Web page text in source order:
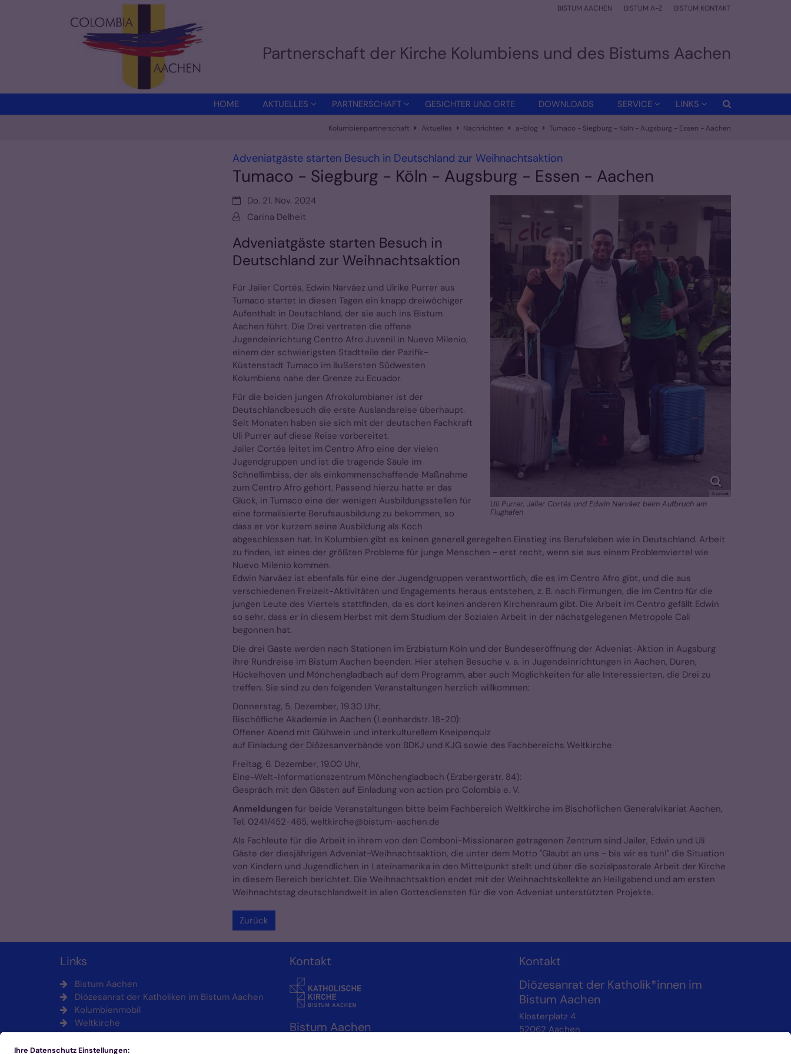
BISTUM AACHEN BISTUM A-Z BISTUM KONTAKT
Partnerschaft der Kirche Kolumbiens und des Bistums Aachen
HOME AKTUELLES PARTNERSCHAFT GESICHTER UND ORTE DOWNLOADS SERVICE LINKS
Kolumbienpartnerschaft Aktuelles Nachrichten a-blog Tumaco - Siegburg - Köln - Augsburg - Essen - Aachen
Adveniatgäste starten Besuch in Deutschland zur Weihnachtsaktion:
Tumaco - Siegburg - Köln - Augsburg - Essen - Aachen
© privat
Uli Purrer, Jailer Cortés und Edwin Narváez beim Aufbruch am
Flughafen
Datum:Do. 21. Nov. 2024
Von:Carina Delheit
Adveniatgäste starten Besuch in
Deutschland zur Weihnachtsaktion
Für Jailer Cortés, Edwin Narváez und Ulrike Purrer aus
Tumaco startet in diesen Tagen ein knapp dreiwöchiger
Aufenthalt in Deutschland, der sie auch ins Bistum
Aachen führt. Die Drei vertreten die offene
Jugendeinrichtung Centro Afro Juvenil in Nuevo Milenio,
einem der schwierigsten Stadtteile der Pazifik-
Küstenstadt Tumaco im äußersten Südwesten
Kolumbiens nahe der Grenze zu Ecuador.
Für die beiden jungen Afrokolumbianer ist der
Deutschlandbesuch die erste Auslandsreise überhaupt.
Seit Monaten haben sie sich mit der deutschen Fachkraft
Uli Purrer auf diese Reise vorbereitet.
Jailer Cortés leitet im Centro Afro eine der vielen
Jugendgruppen und ist die tragende Säule im
Schnellimbiss, der als einkommenschaffende Maßnahme
zum Centro Afro gehört. Passend hierzu hatte er das
Glück, in Tumaco eine der wenigen Ausbildungsstellen für
eine formalisierte Berufsausbildung zu bekommen, so
dass er vor kurzem seine Ausbildung als Koch
abgeschlossen hat. In Kolumbien gibt es keinen generell geregelten Einstieg ins Berufsleben wie in Deutschland. Arbeit
zu finden, ist eines der größten Probleme für junge Menschen - erst recht, wenn sie aus einem Problemviertel wie
Nuevo Milenio kommen.
Edwin Narváez ist ebenfalls für eine der Jugendgruppen verantwortlich, die es im Centro Afro gibt, und die aus
verschiedenen Freizeit-Aktivitäten und Engagements heraus entstehen, z. B. nach Firmungen, die im Centro für die
jungen Leute des Viertels stattfinden, da es dort keinen anderen Kirchenraum gibt. Die Arbeit im Centro gefällt Edwin
so sehr, dass er in diesem Herbst mit dem Studium der Sozialen Arbeit in der nächstgelegenen Metropole Cali
begonnen hat.
Die drei Gäste werden nach Stationen im Erzbistum Köln und der Bundeseröffnung der Adveniat-Aktion in Augsburg
ihre Rundreise im Bistum Aachen beenden. Hier stehen Besuche v. a. in Jugendeinrichtungen in Aachen, Düren,
Hückelhoven und Mönchengladbach auf dem Programm, aber auch Möglichkeiten für alle Interessierten, die Drei zu
treffen. Sie sind zu den folgenden Veranstaltungen herzlich willkommen:
Donnerstag, 5. Dezember, 19.30 Uhr,
Bischöfliche Akademie in Aachen (Leonhardstr. 18-20):
Offener Abend mit Glühwein und interkulturellem Kneipenquiz
auf Einladung der Diözesanverbände von BDKJ und KJG sowie des Fachbereichs Weltkirche
Freitag, 6. Dezember, 19.00 Uhr,
Eine-Welt-Informationszentrum Mönchengladbach (Erzbergerstr. 84):
Gespräch mit den Gästen auf Einladung von action pro Colombia e. V.
Anmeldungen für beide Veranstaltungen bitte beim Fachbereich Weltkirche im Bischöflichen Generalvikariat Aachen,
Tel. 0241/452-465, weltkirche@bistum-aachen.de
Als Fachleute für die Arbeit in ihrem von den Comboni-Missionaren getragenen Zentrum sind Jailer, Edwin und Uli
Gäste der diesjährigen Adveniat-Weihnachtsaktion, die unter dem Motto "Glaubt an uns - bis wir es tun!" die Situation
von Kindern und Jugendlichen in Lateinamerika in den Mittelpunkt stellt und über die sozialpastorale Arbeit der Kirche
in diesem Bereich berichtet. Die Weihnachtsaktion endet mit der Weihnachtskollekte an Heiligabend und am ersten
Weihnachtstag deutschlandweit in allen Gottesdiensten für die von Adveniat unterstützten Projekte.
Zurück
Links
Bistum Aachen
Diözesanrat der Katholiken im Bistum Aachen
Kolumbienmobil
Weltkirche
Kontakt
Bistum Aachen
Kontakt
Diözesanrat der Katholik*innen im
Bistum Aachen
Klosterplatz 4
52062 Aachen